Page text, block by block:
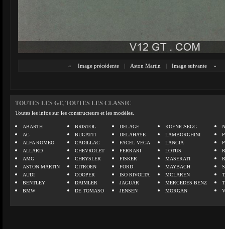
« Image précédente | Aston Martin | Image suivante »
TOUTES LES GT, TOUTES LES CLASSIC
Toutes les infos sur les constructeurs et les modèles.
ABARTH
AC
ALFA ROMEO
ALLARD
AMG
ASTON MARTIN
AUDI
BENTLEY
BMW
BRISTOL
BUGATTI
CADILLAC
CHEVROLET
CHRYSLER
CITROEN
COOPER
DAIMLER
DE TOMASO
DELAGE
DELAHAYE
FACEL VEGA
FERRARI
FISKER
FORD
ISO RIVOLTA
JAGUAR
JENSEN
KOENIGSEGG
LAMBORGHINI
LANCIA
LOTUS
MASERATI
MAYBACH
MCLAREN
MERCEDES BENZ
MORGAN